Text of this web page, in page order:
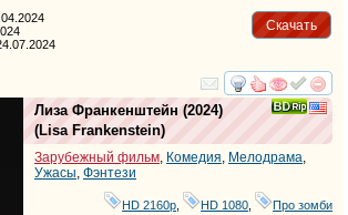
Скачать
смотреть
Лиза Франкенштейн (2024)
(Lisa Frankenstein)
Зарубежный фильм Комедия Мелодрама
Ужасы Фэнтези
HD 2160р HD 1080 Про зомби